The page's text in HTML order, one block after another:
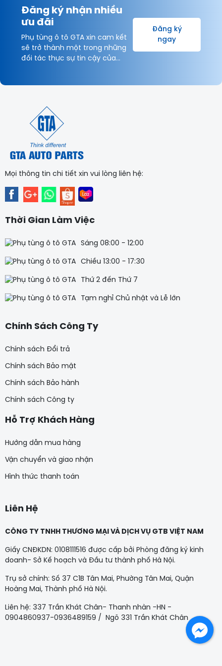
Đăng ký nhận nhiều
ưu đãi
Phụ tùng ô tô GTA xin cam kết
sẽ trở thành một trong những
đối tác thực sự tin cậy của
Đăng ký
ngay
Mọi thông tin chi tiết xin vui lòng liên hệ:
Thời Gian Làm Việc
Sáng 08:00 - 12:00
Chiều 13:00 - 17:30
Thứ 2 đến Thứ 7
Tạm nghỉ Chủ nhật và Lễ lớn
Chính Sách Công Ty
Chính sách Đổi trả
Chính sách Bảo mật
Chính sách Bảo hành
Chính sách Công ty
Hỗ Trợ Khách Hàng
Hướng dẫn mua hàng
Vận chuyển và giao nhận
Hình thức thanh toán
Liên Hệ
CÔNG TY TNHH THƯƠNG MẠI VÀ DỊCH VỤ GTB VIỆT NAM
Giấy CNĐKDN: 0108111516 được cấp bởi Phòng đăng ký kinh
doanh- Sở Kế hoạch và Đầu tư thành phố Hà Nội.
Trụ sở chính: Số 37 C1B Tân Mai, Phường Tân Mai, Quận
Hoàng Mai, Thành phố Hà Nội.
Liên hệ: 337 Trần Khát Chân- Thanh nhàn -HN -
0904860937-0936489159 / Ngõ 331 Trần Khát Chân